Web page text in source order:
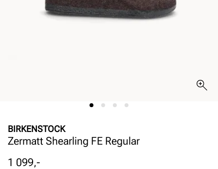
BIRKENSTOCK
Zermatt Shearling FE Regular
Pris
1 099,-